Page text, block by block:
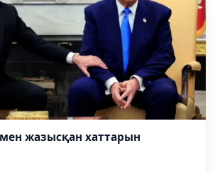
жазысқан хаттарын